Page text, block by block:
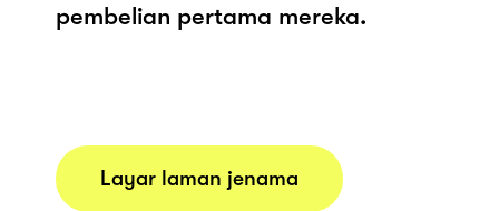
pembelian pertama mereka.
Layar laman jenama